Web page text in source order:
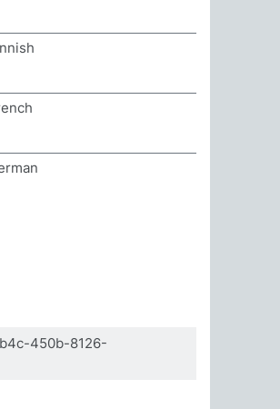
450b-8126-